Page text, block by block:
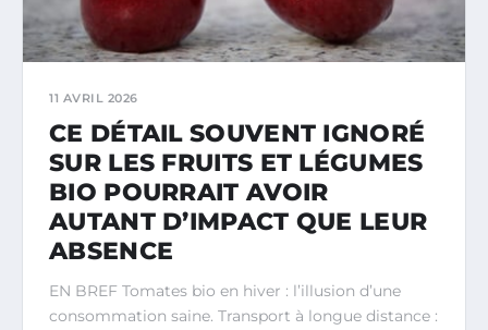
11 AVRIL 2026
CE DÉTAIL SOUVENT IGNORÉ
SUR LES FRUITS ET LÉGUMES
BIO POURRAIT AVOIR
AUTANT D’IMPACT QUE LEUR
ABSENCE
EN BREF Tomates bio en hiver : l’illusion d’une
consommation saine. Transport à longue distance :